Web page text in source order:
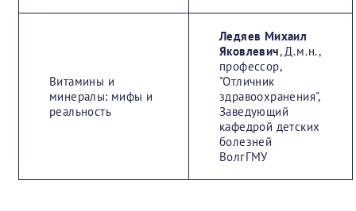
Витамины и
минералы: мифы и
реальность
Ледяев Михаил
Яковлевич, Д.м.н.,
профессор,
"Отличник
здравоохранения",
Заведующий
кафедрой детских
болезней
ВолгГМУ